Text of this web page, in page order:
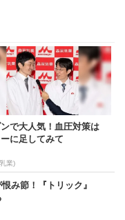
で大人気！血圧対策は
に足してみて
業)
み節！『トリック』